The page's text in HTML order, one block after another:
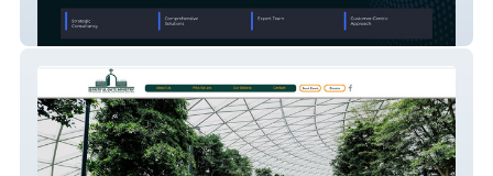
Abba Technology